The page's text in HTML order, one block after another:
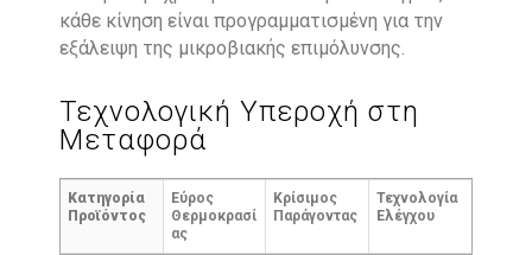
κάθε κίνηση είναι προγραμματισμένη για την
εξάλειψη της μικροβιακής επιμόλυνσης.
Τεχνολογική Υπεροχή στη
Μεταφορά
Κατηγορία
Προϊόντος
Εύρος
Θερμοκρασί
ας
Κρίσιμος
Παράγοντας
Τεχνολογία
Ελέγχου